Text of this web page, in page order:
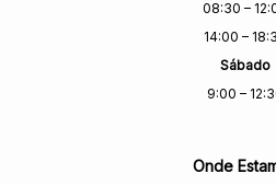
08:30 –
14:00 –
Sábado
9:00 –
Onde